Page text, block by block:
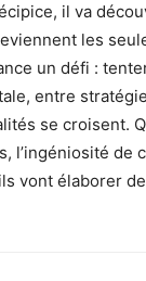
il va
les
un défi :
entre
se croisent.
l’ingéniosité de
vont élaborer